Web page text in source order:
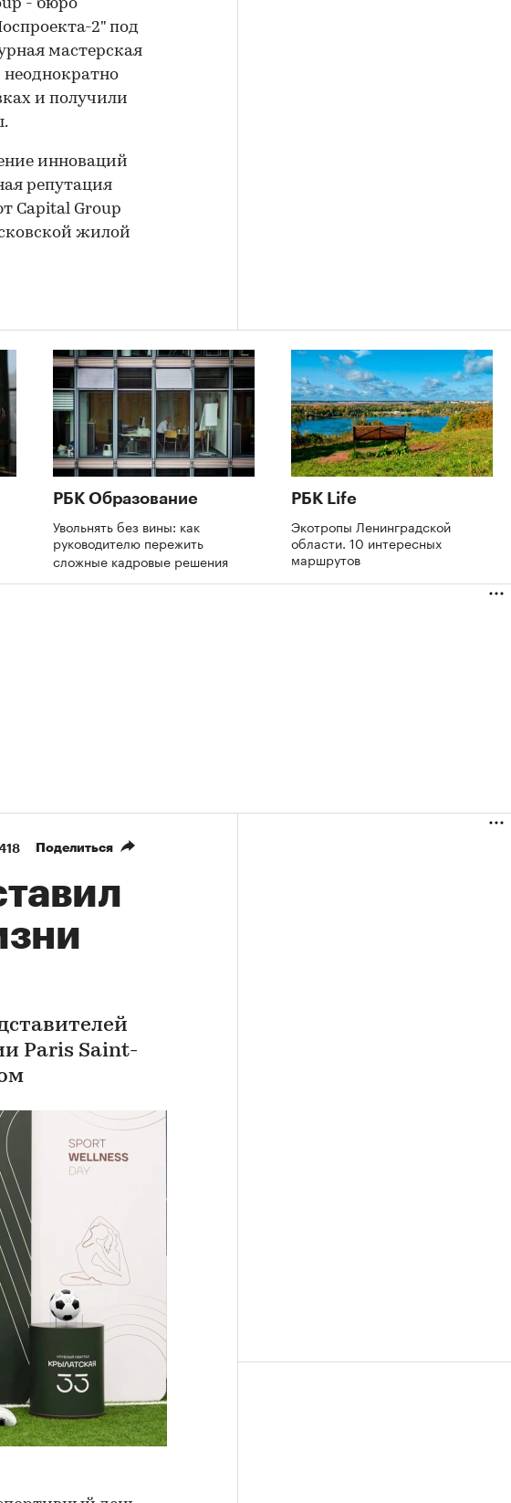
- бюро
2" под
мастерская
и получили
инноваций
репутация
Capital Group
жилой
РБК Образование
Увольнять без вины: как
руководителю пережить
сложные кадровые решения
РБК Life
Экотропы Ленинградской
области. 10 интересных
маршрутов
Поделиться
Paris Saint-